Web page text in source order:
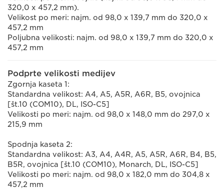
320,0 x 457,2 mm).
Velikost po meri: najm. od 98,0 x 139,7 mm do 320,0 x
457,2 mm
Poljubna velikosti: najm. od 98,0 x 139,7 mm do 320,0 x
457,2 mm
Podprte velikosti medijev
Zgornja kaseta 1:
Standardna velikost: A4, A5, A5R, A6R, B5, ovojnica
[št.10 (COM10), DL, ISO-C5]
Velikosti po meri: najm. od 98,0 x 148,0 mm do 297,0 x
215,9 mm
Spodnja kaseta 2:
Standardna velikost: A3, A4, A4R, A5, A5R, A6R, B4, B5,
B5R, ovojnica [št.10 (COM10), Monarch, DL, ISO-C5]
Velikosti po meri: najm. od 98,0 x 182,0 mm do 304,8 x
457,2 mm